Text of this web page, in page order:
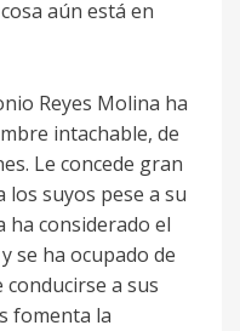
aún está en
Reyes Molina ha
intachable, de
Le concede gran
los suyos pese a su
ha considerado el
se ha ocupado de
a sus
fomenta la